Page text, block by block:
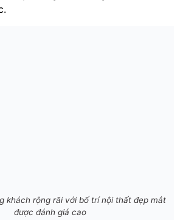
khách rộng rãi với bố trí nội thất đẹp mắt
được đánh giá cao